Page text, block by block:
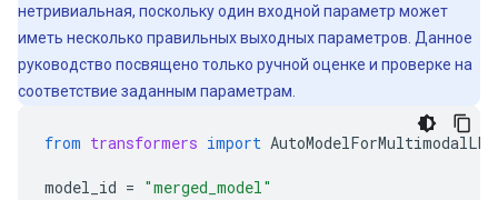
нетривиальная, поскольку один входной параметр может
иметь несколько правильных выходных параметров. Данное
руководство посвящено только ручной оценке и проверке на
соответствие заданным параметрам.
from transformers import AutoModelForMultimodalLM
model_id = "merged_model"